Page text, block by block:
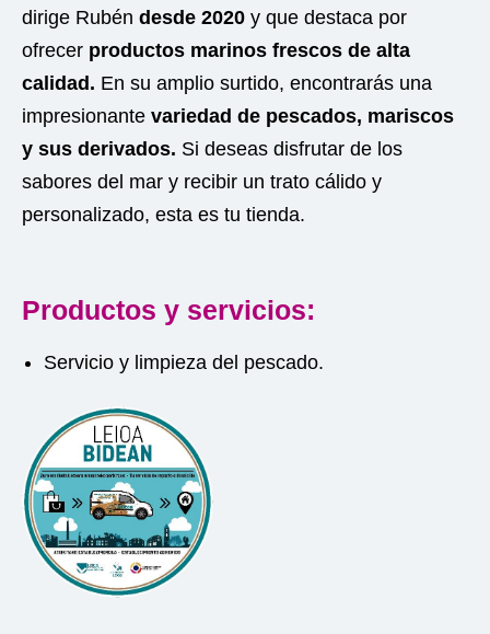
dirige Rubén desde 2020 y que destaca por
ofrecer productos marinos frescos de alta
calidad. En su amplio surtido, encontrarás una
impresionante variedad de pescados, mariscos
y sus derivados. Si deseas disfrutar de los
sabores del mar y recibir un trato cálido y
personalizado, esta es tu tienda.
Productos y servicios:
Servicio y limpieza del pescado.